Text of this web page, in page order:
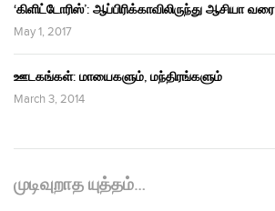
‘கிளிட்டோரிஸ்’: ஆப்பிரிக்காவிலிருந்து ஆசியா வரை
May 1, 2017
ஊடகங்கள்: மாயைகளும், மந்திரங்களும்
March 3, 2014
முடிவுறாத யுத்தம்…